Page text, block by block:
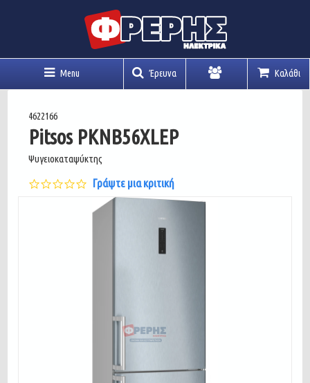
Menu Έρευνα Καλάθι
4622166
Pitsos PKNB56XLEP
Ψυγειοκαταψύκτης
0.0
star
rating
Γράψτε μια κριτική